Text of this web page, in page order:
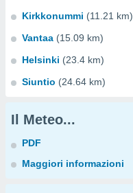
Kirkkonummi (11.21 km)
Vantaa (15.09 km)
Helsinki (23.4 km)
Siuntio (24.64 km)
Il Meteo...
PDF
Maggiori informazioni